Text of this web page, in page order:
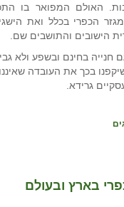
האולם המפואר בו
הכפרי בכלל ואת
הישובים והתושבים שם.
חנייה בחינם ובשפע ולא
בכך את העובדה
גרידא.
בארץ ובעולם